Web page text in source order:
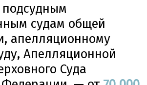
судам общей
апелляционному
Апелляционной
Суда